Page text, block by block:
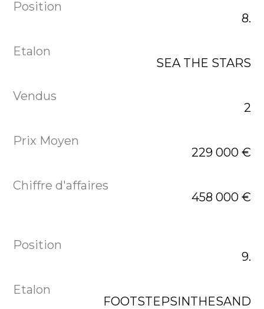
8.
SEA THE STARS
2
229 000 €
458 000 €
9.
FOOTSTEPSINTHESAND